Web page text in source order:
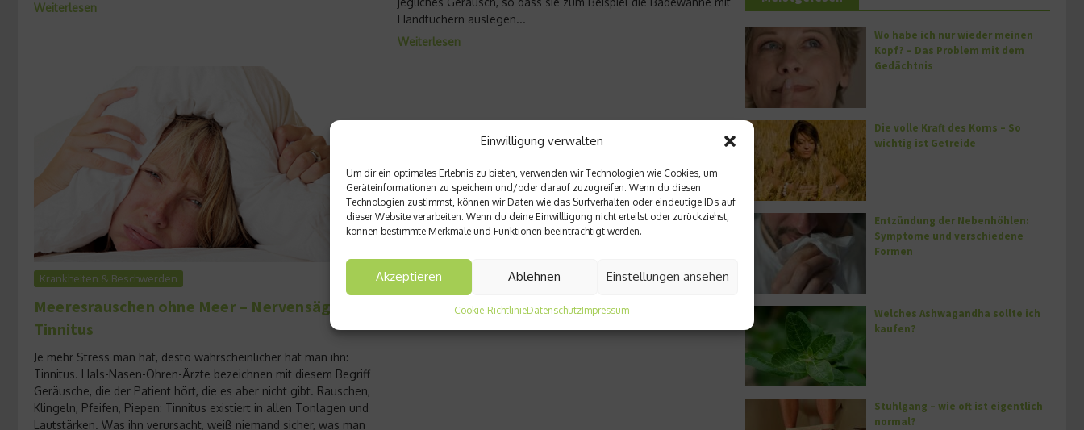
Einwilligung verwalten
Um dir ein optimales Erlebnis zu bieten, verwenden wir Technologien wie Cookies, um
Geräteinformationen zu speichern und/oder darauf zuzugreifen. Wenn du diesen
Technologien zustimmst, können wir Daten wie das Surfverhalten oder eindeutige IDs auf
dieser Website verarbeiten. Wenn du deine Einwillligung nicht erteilst oder zurückziehst,
können bestimmte Merkmale und Funktionen beeinträchtigt werden.
Akzeptieren Ablehnen Einstellungen ansehen
Cookie-RichtlinieDatenschutzImpressum
Weiterlesen
Handtüchern auslegen...
Weiterlesen
Krankheiten & Beschwerden
Meeresrauschen ohne Meer – Nervensäge
Tinnitus
Je mehr Stress man hat, desto wahrscheinlicher hat man ihn:
Tinnitus. Hals-Nasen-Ohren-Ärzte bezeichnen mit diesem Begriff
Geräusche, die der Patient hört, die es aber nicht gibt. Rauschen,
Klingeln, Pfeifen, Piepen: Tinnitus existiert in allen Tonlagen und
Lautstärken. Was ihn verursacht, weiß niemand sicher, was man
Wo habe ich nur wieder meinen
Kopf? – Das Problem mit dem
Gedächtnis
Die volle Kraft des Korns – So
wichtig ist Getreide
Entzündung der Nebenhöhlen:
Symptome und verschiedene
Formen
Welches Ashwagandha sollte ich
kaufen?
Stuhlgang – wie oft ist eigentlich
normal?